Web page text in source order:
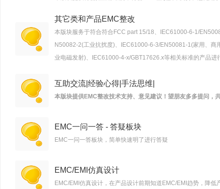
其它类和产品EMC整改
本版块服务于符合符合FCC part 15/18、IEC61000-6-1/
N50082-2(工业抗扰度)、IEC61000-6-3/EN50081-1(家用、
业电磁发射)、IEC61000-4-x/GBT17626.x等相关标准的产品进
互助交流|经验心得|手法思维|
本版块提供EMC整改技术支持、意见建议！望朋友多多提问，
EMC一问一答 - 答疑板块
EMC一问一答板块，简单快速明了进行答疑
EMC/EMI仿真设计
EMC/EMI仿真设计，在产品设计前期知道EMC/EMI趋势，降低